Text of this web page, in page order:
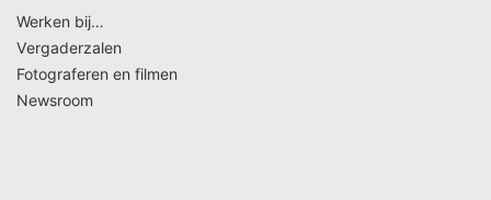
Werken bij…
Vergaderzalen
Fotograferen en filmen
Newsroom